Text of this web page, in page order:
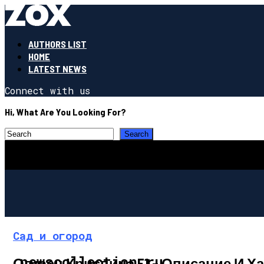
AUTHORS LIST
HOME
LATEST NEWS
Connect with us
Hi, What Are You Looking For?
Сад и огород